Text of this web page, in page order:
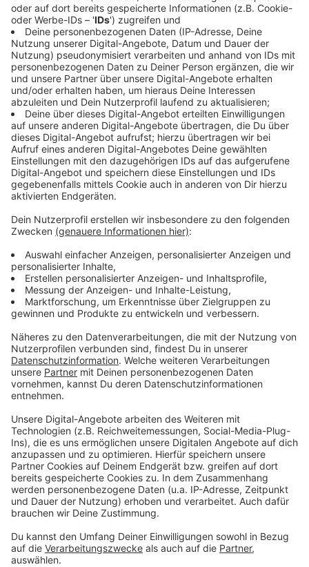
den Verkauf alkoholischer Getränke zwischen 23 und 6
Uhr auf 500 Euro angehoben. Die Stadt Münster
appelliert, diese Vorschriften zu beachten und zum
Schutz aller Mitmenschen einzuhalten. Der KOD wird
die Umsetzung kontrollieren.
Anzeige
Die aktuellen Corona-Zahlen
Anzeige
38 Neuinfektionen mit dem Coronavirus wurden zu
heute (09.12.) in der Stadt Münster registriert. Aktuell
sind 415 Münsteraner/-innen infiziert. Die Gesamtzahl
aller labordiagnostisch bestätigten Fälle beträgt jetzt
3.171. Die Gesamtzahl aller genesenen Patienten
2.721. An/mit Corona sind 35 Personen gestorben. Die
7-Tage-Inzidenz beträgt (laut LZG) 58,0. 35 Covid-
Patienten werden im Krankenhaus behandelt, davon 13
auf Intensivstationen. 12 von ihnen müssen beatmet
werden.
Anzeige
Möglichst keine Besuche in Alten- und
Pflegeheimen!
Anzeige
Bei der 59. Sitzung des Corona-Krisenstabs am
heutigen Mittwoch (09.12.) wurde auch über die